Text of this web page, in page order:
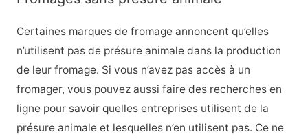
Certaines marques de fromage annoncent qu’elles
n’utilisent pas de présure animale dans la production
de leur fromage. Si vous n’avez pas accès à un
fromager, vous pouvez aussi faire des recherches en
ligne pour savoir quelles entreprises utilisent de la
présure animale et lesquelles n’en utilisent pas. Ce ne